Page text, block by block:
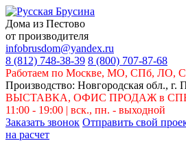
Дома из Пестово
от производителя
infobrusdom@yandex.ru
8 (812) 748-38-39 8 (800) 707-87-68
Работаем по Москве, МО, СПб,
Производство: Новгородская обл.,
ВЫСТАВКА, ОФИС ПРОДАЖ в СПБ
11:00 - 19:00 | вск., пн. - выходной
Заказать звонок Отправить свой
на расчет